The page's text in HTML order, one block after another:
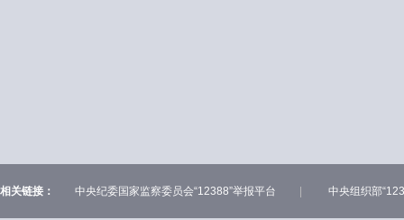
相关链接： 中央纪委国家监察委员会“12388”举报平台 中央组织部